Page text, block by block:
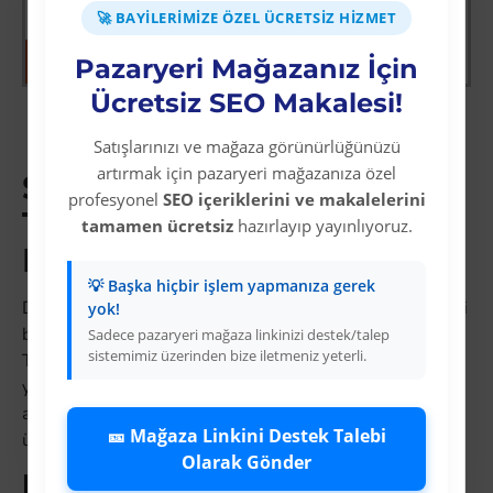
🚀 BAYILERIMIZE ÖZEL ÜCRETSIZ HIZMET
Pazaryeri Mağazanız İçin
Ücretsiz SEO Makalesi!
Satışlarınızı ve mağaza görünürlüğünüzü
artırmak için pazaryeri mağazanıza özel
profesyonel SEO içeriklerini ve makalelerini
tamamen ücretsizhazırlayıp yayınlıyoruz.
💡 Başka hiçbir işlem yapmanıza gerek
yok!
Sadece pazaryeri mağaza linkinizi destek/talep
sistemimiz üzerinden bize iletmeniz yeterli.
🎫 Mağaza Linkini Destek Talebi
Olarak Gönder
Sayfa)
SGS: Stoksuz Satış ile
Trendyol ve
Hepsiburada'da Kazanın
Dropshipping dünyasında
kategorisi, düşük maliyetli
başlangıç ve yüksek büyüme potansiyeliyle öne çıkar.
Trendyol'da bu kategoride günlük binlerce arama
yapılmakta; erken davranan satıcılar organik görünürlük
avantajını kullanmaktadır. Colezium'a üye olarak sgs
ürünlerini sıfır sermayeyle mağaza kurun.
Hangi SGS Ürünleri En Çok